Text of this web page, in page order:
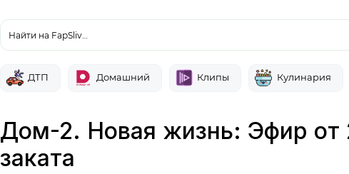
Найти на FapSliv…
ДТП Домашний Клипы Кулинария
Дом-2. Новая жизнь: Эфир от
заката